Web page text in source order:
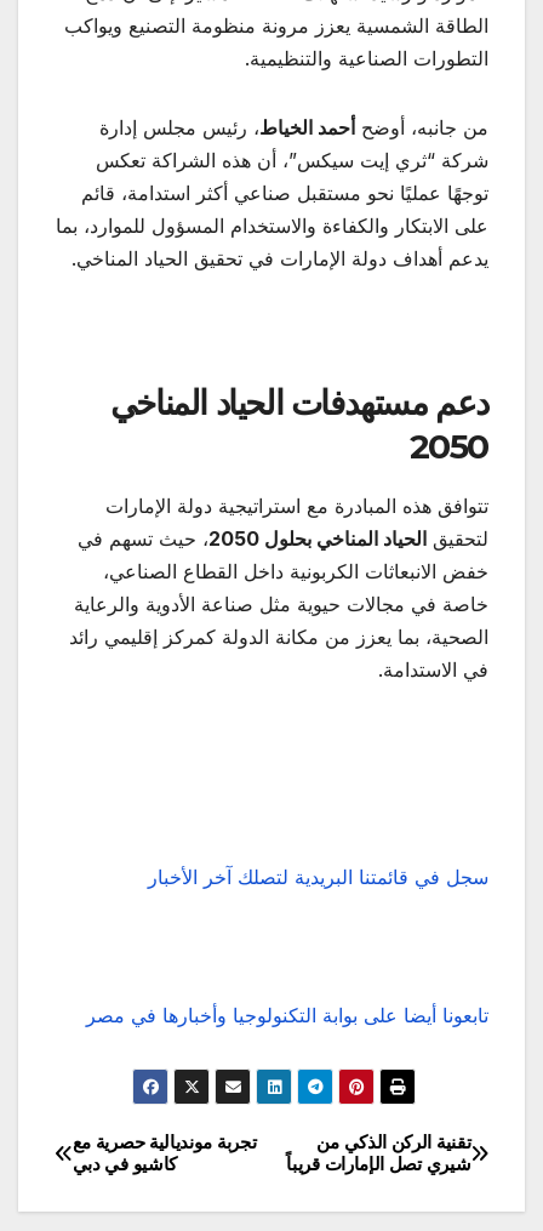
الطاقة الشمسية يعزز مرونة منظومة التصنيع ويواكب
التطورات الصناعية والتنظيمية.
من جانبه، أوضحأحمد الخياط، رئيس مجلس إدارة
شركة “ثري إيت سيكس”، أن هذه الشراكة تعكس
توجهًا عمليًا نحو مستقبل صناعي أكثر استدامة، قائم
على الابتكار والكفاءة والاستخدام المسؤول للموارد، بما
يدعم أهداف دولة الإمارات في تحقيق الحياد المناخي.
دعم مستهدفات الحياد المناخي
2050
تتوافق هذه المبادرة مع استراتيجية دولة الإمارات
لتحقيق الحياد المناخي بحلول 2050
، حيث تسهم في
خفض الانبعاثات الكربونية داخل القطاع الصناعي،
خاصة في مجالات حيوية مثل صناعة الأدوية والرعاية
الصحية، بما يعزز من مكانة الدولة كمركز إقليمي رائد
في الاستدامة.
سجل في قائمتنا البريدية لتصلك آخر الأخبار
تابعونا أيضا على بوابة التكنولوجيا وأخبارها في مصر
تصفّح
المقالات
تجربة مونديالية حصرية مع
كاشيو في دبي
تقنية الركن الذكي من
شيري تصل الإمارات قريباً